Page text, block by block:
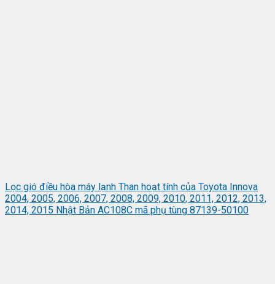
Lọc gió điều hòa máy lạnh Than hoạt tính của Toyota Innova
2004, 2005, 2006, 2007, 2008, 2009, 2010, 2011, 2012, 2013,
2014, 2015 Nhật Bản AC108C mã phụ tùng 87139-50100